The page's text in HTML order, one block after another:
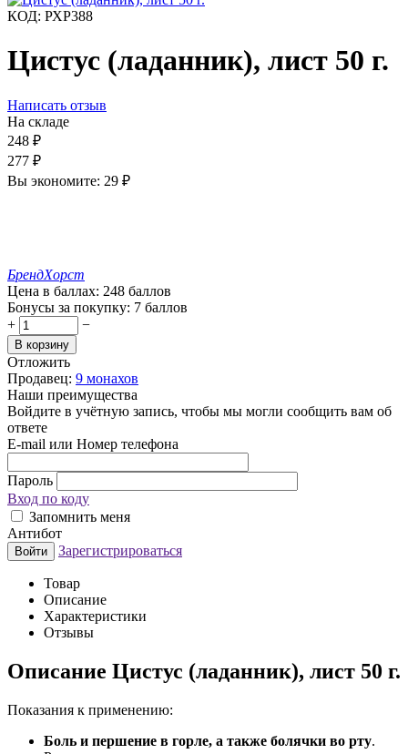
КОД: РХР388
Цистус (ладанник), лист 50 г.
Написать отзыв
На складе
248 ₽
277 ₽
Вы экономите: 29 ₽
БрендХорст
Цена в баллах: 248 баллов
Бонусы за покупку: 7 баллов
+
−
В корзину
Отложить
Продавец: 9 монахов
Наши преимущества
Войдите в учётную запись, чтобы мы могли сообщить вам об
ответе
E-mail или Номер телефона
Пароль
Вход по коду
Запомнить меня
Антибот
Войти Зарегистрироваться
Товар
Описание
Характеристики
Отзывы
Описание Цистус (ладанник), лист 50 г.
Показания к применению:
Боль и першение в горле, а также болячки во рту.